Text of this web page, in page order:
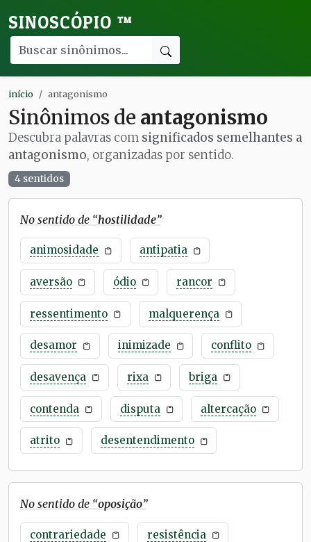
SINOSCÓPIO ™
início antagonismo
Sinônimos de antagonismo
Descubra palavras com significados semelhantes a
antagonismo, organizadas por sentido.
4 sentidos
No sentido de “hostilidade”
animosidade antipatia
aversão ódio rancor
ressentimento malquerença
desamor inimizade conflito
desavença rixa briga
contenda disputa altercação
atrito desentendimento
No sentido de “oposição”
contrariedade resistência